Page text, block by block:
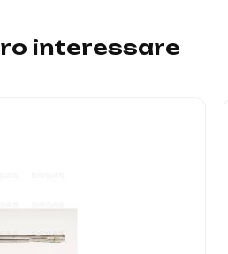
interessare